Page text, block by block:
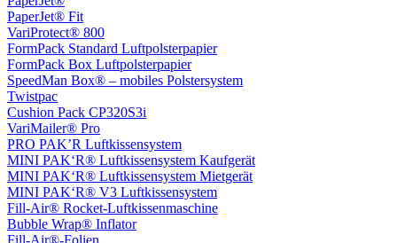
PaperJet® Fit
VariProtect® 800
FormPack Standard Luftpolsterpapier
FormPack Box Luftpolsterpapier
SpeedMan Box® – mobiles Polstersystem
Twistpac
Cushion Pack CP320S3i
VariMailer® Pro
PRO PAK’R Luftkissensystem
MINI PAK‘R® Luftkissensystem Kaufgerät
MINI PAK‘R® Luftkissensystem Mietgerät
MINI PAK‘R® V3 Luftkissensystem
Fill-Air® Rocket-Luftkissenmaschine
Bubble Wrap® Inflator